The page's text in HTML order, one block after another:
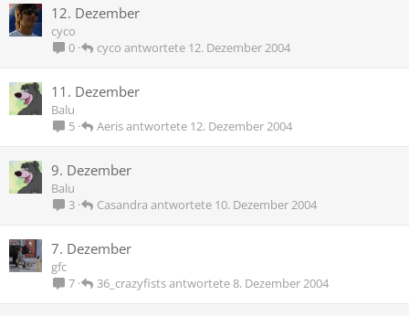
12. Dezember
cyco
0
12. Dezember 2004
cyco
11. Dezember
Balu
5
12. Dezember 2004
Aeris
9. Dezember
Balu
3
10. Dezember 2004
Casandra
7. Dezember
gfc
7
8. Dezember 2004
36_crazyfists